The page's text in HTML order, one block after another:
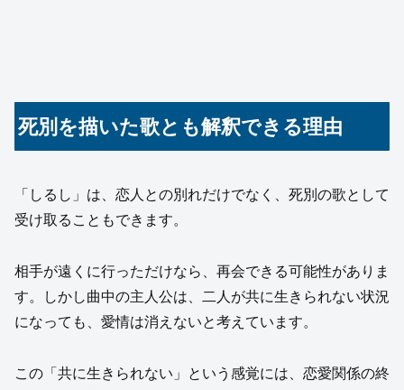
死別を描いた歌とも解釈できる理由
「しるし」は、恋人との別れだけでなく、死別の歌として
受け取ることもできます。
相手が遠くに行っただけなら、再会できる可能性がありま
す。しかし曲中の主人公は、二人が共に生きられない状況
になっても、愛情は消えないと考えています。
この「共に生きられない」という感覚には、恋愛関係の終